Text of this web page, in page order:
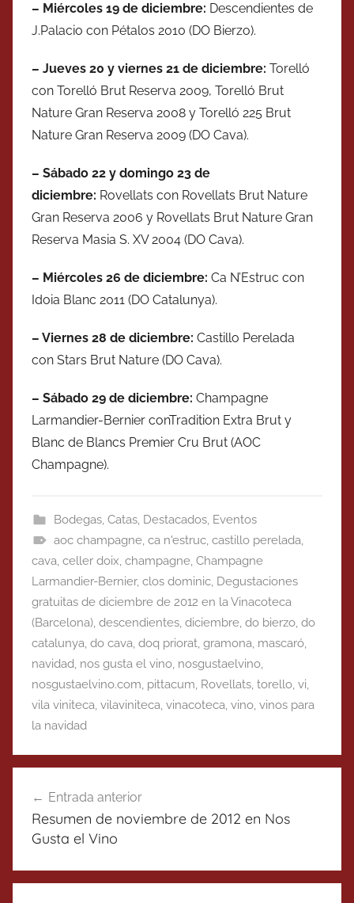
– Miércoles 19 de diciembre: Descendientes de
J.Palacio con Pétalos 2010 (DO Bierzo).
– Jueves 20 y viernes 21 de diciembre: Torelló
con Torelló Brut Reserva 2009, Torelló Brut
Nature Gran Reserva 2008 y Torelló 225 Brut
Nature Gran Reserva 2009 (DO Cava).
– Sábado 22 y domingo 23 de
diciembre: Rovellats con Rovellats Brut Nature
Gran Reserva 2006 y Rovellats Brut Nature Gran
Reserva Masia S. XV 2004 (DO Cava).
– Miércoles 26 de diciembre: Ca N’Estruc con
Idoia Blanc 2011 (DO Catalunya).
– Viernes 28 de diciembre: Castillo Perelada
con Stars Brut Nature (DO Cava).
– Sábado 29 de diciembre: Champagne
Larmandier-Bernier conTradition Extra Brut y
Blanc de Blancs Premier Cru Brut (AOC
Champagne).
Bodegas, Catas, Destacados, Eventos
aoc champagne, ca n'estruc, castillo perelada,
cava, celler doix, champagne, Champagne
Larmandier-Bernier, clos dominic, Degustaciones
gratuitas de diciembre de 2012 en la Vinacoteca
(Barcelona), descendientes, diciembre, do bierzo, do
catalunya, do cava, doq priorat, gramona, mascaró,
navidad, nos gusta el vino, nosgustaelvino,
nosgustaelvino.com, pittacum, Rovellats, torello, vi,
vila viniteca, vilaviniteca, vinacoteca, vino, vinos para
la navidad
de
entradas
Entrada anterior
Resumen de noviembre de 2012 en Nos
Gusta el Vino